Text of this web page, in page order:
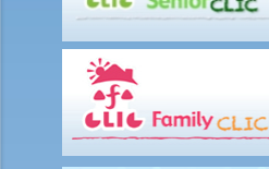
1. 能否恢復被凍結的公司銀行賬戶？
2. 本公司認為清盤呈請人追索的債務
有何其他對策？
3.我是某公司的債權人，而該公司拒絕
司的資產受危害並正在被耗散。本人
序需時數月。有何辦法可以即時保障